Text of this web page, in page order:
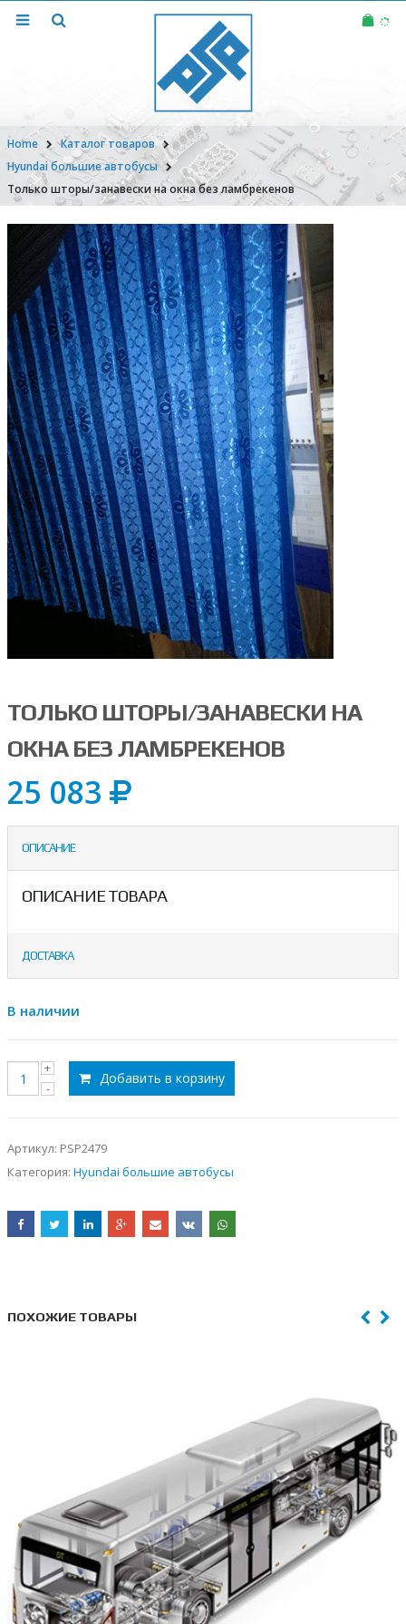
Home
Каталог товаров
Hyundai большие автобусы
Только шторы/занавески на окна без ламбрекенов
ТОЛЬКО ШТОРЫ/ЗАНАВЕСКИ НА
ОКНА БЕЗ ЛАМБРЕКЕНОВ
25 083
ОПИСАНИЕ
ОПИСАНИЕ ТОВАРА
ДОСТАВКА
В наличии
Добавить в корзину
Артикул: PSP2479
Категория: Hyundai большие автобусы
ПОХОЖИЕ ТОВАРЫ